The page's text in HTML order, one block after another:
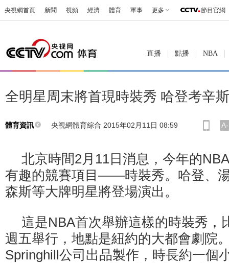
央視網首頁 新聞 視頻 經濟 體育 軍事 更多 節目官網
直播 點播 NBA
全明星周末將首現時裝秀 哈登考辛
體育資訊 央視網體育綜合 2015年02月11日 08:59 A-
北京時間2月11日消息，今年的
有趣的競賽項目——時裝秀。哈登、
森斯等大牌明星將登場演出。
這是NBA首次舉辦這樣的時裝秀，
週五舉行，地點是紐約的大都會劇院
Springhill公司出品製作，時長約一個